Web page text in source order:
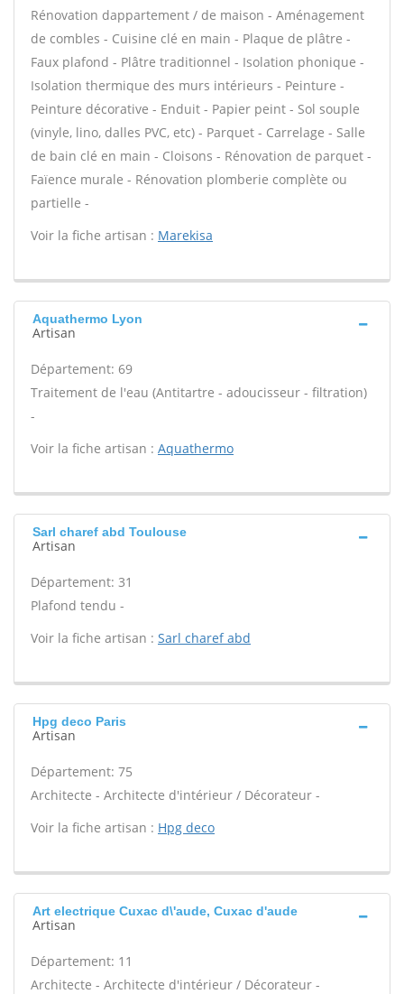
Rénovation dappartement / de maison - Aménagement
de combles - Cuisine clé en main - Plaque de plâtre -
Faux plafond - Plâtre traditionnel - Isolation phonique -
Isolation thermique des murs intérieurs - Peinture -
Peinture décorative - Enduit - Papier peint - Sol souple
(vinyle, lino, dalles PVC, etc) - Parquet - Carrelage - Salle
de bain clé en main - Cloisons - Rénovation de parquet -
Faïence murale - Rénovation plomberie complète ou
partielle -
Voir la fiche artisan : Marekisa
Aquathermo Lyon
Artisan
Département: 69
Traitement de l'eau (Antitartre - adoucisseur - filtration)
-
Voir la fiche artisan : Aquathermo
Sarl charef abd Toulouse
Artisan
Département: 31
Plafond tendu -
Voir la fiche artisan : Sarl charef abd
Hpg deco Paris
Artisan
Département: 75
Architecte - Architecte d'intérieur / Décorateur -
Voir la fiche artisan : Hpg deco
Art electrique Cuxac d\'aude, Cuxac d'aude
Artisan
Département: 11
Architecte - Architecte d'intérieur / Décorateur -